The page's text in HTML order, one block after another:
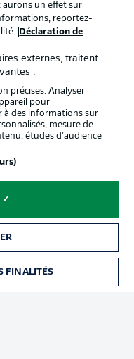
services
mes préférences
aurons un effet sur
reportez-
Déclaration de
externes, traitent
:
précises. Analyser
pour
à des informations sur
mesure de
études d’audience
FINALITÉS